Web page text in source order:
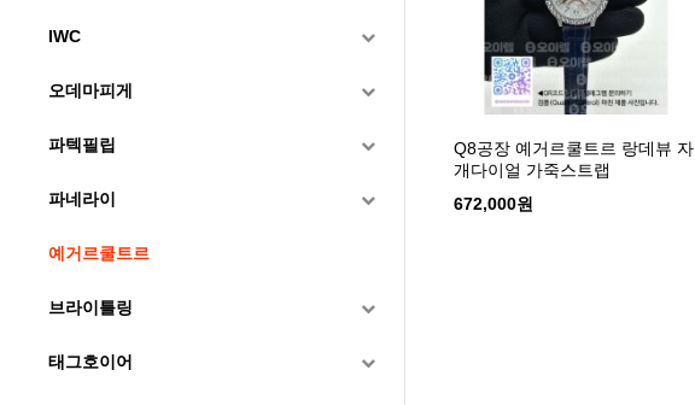
IWC
오데마피게
파텍필립
파네라이
예거르쿨트르
브라이틀링
태그호이어
Q8공장 예거르쿨트르 랑데뷰 자
개다이얼 가죽스트랩
672,000원